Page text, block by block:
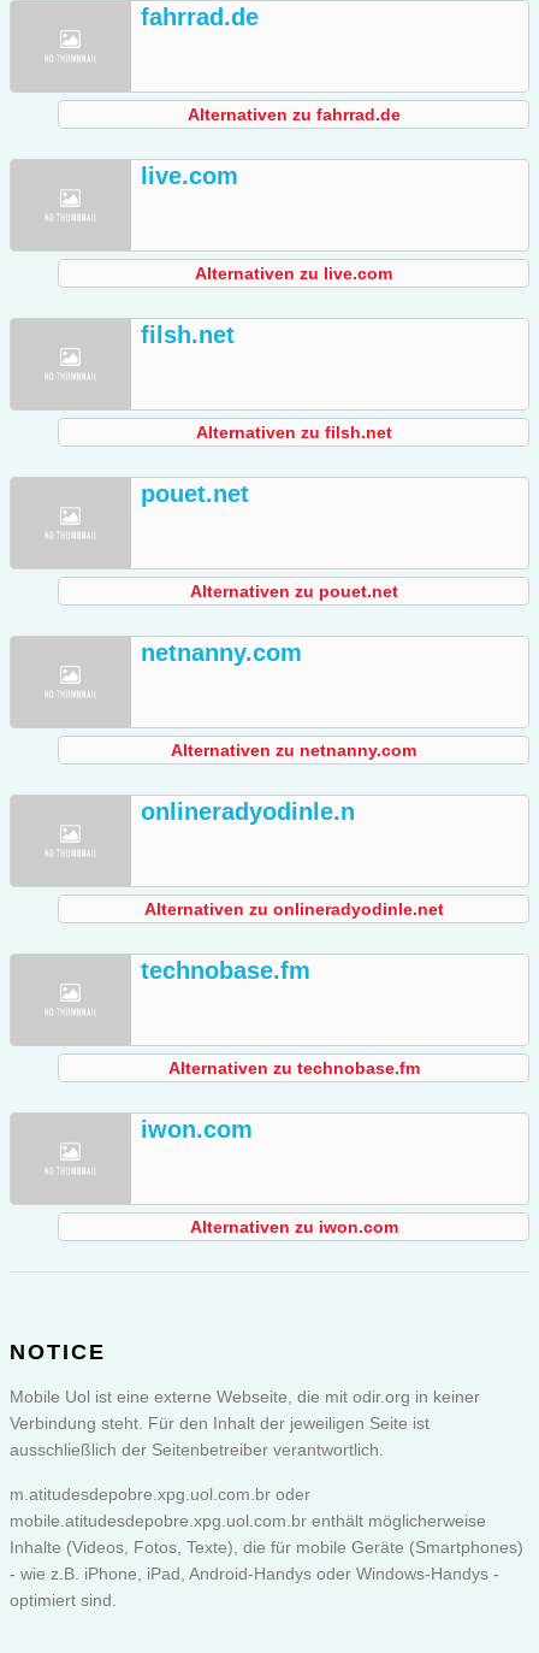
fahrrad.de
Alternativen zu fahrrad.de
live.com
Alternativen zu live.com
filsh.net
Alternativen zu filsh.net
pouet.net
Alternativen zu pouet.net
netnanny.com
Alternativen zu netnanny.com
onlineradyodinle.n
Alternativen zu onlineradyodinle.net
technobase.fm
Alternativen zu technobase.fm
iwon.com
Alternativen zu iwon.com
NOTICE
Mobile Uol ist eine externe Webseite, die mit odir.org in keiner
Verbindung steht. Für den Inhalt der jeweiligen Seite ist
ausschließlich der Seitenbetreiber verantwortlich.
m.atitudesdepobre.xpg.uol.com.br oder
mobile.atitudesdepobre.xpg.uol.com.br enthält möglicherweise
Inhalte (Videos, Fotos, Texte), die für mobile Geräte (Smartphones)
- wie z.B. iPhone, iPad, Android-Handys oder Windows-Handys -
optimiert sind.